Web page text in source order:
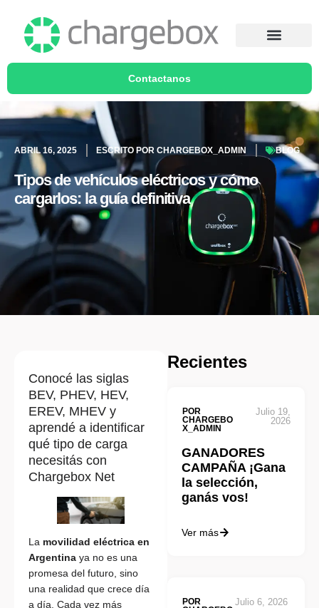
Contactanos
ABRIL 16, 2025 ESCRITO POR CHARGEBOX_ADMIN BLOG
Tipos de vehículos eléctricos y cómo
cargarlos: la guía definitiva
Conocé las siglas
BEV, PHEV, HEV,
EREV, MHEV y
aprendé a identificar
qué tipo de carga
necesitás con
Chargebox Net
La movilidad eléctrica en
Argentina ya no es una
promesa del futuro, sino
una realidad que crece día
a día. Cada vez más
Recientes
POR
CHARGEBO
X_ADMIN
Julio 19,
2026
GANADORES
CAMPAÑA ¡Gana
la selección,
ganás vos!
Ver más
POR
Julio 6, 2026